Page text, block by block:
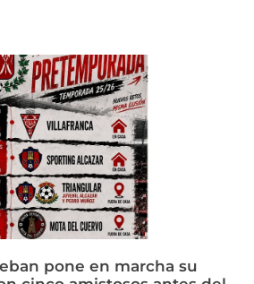
pone en marcha su